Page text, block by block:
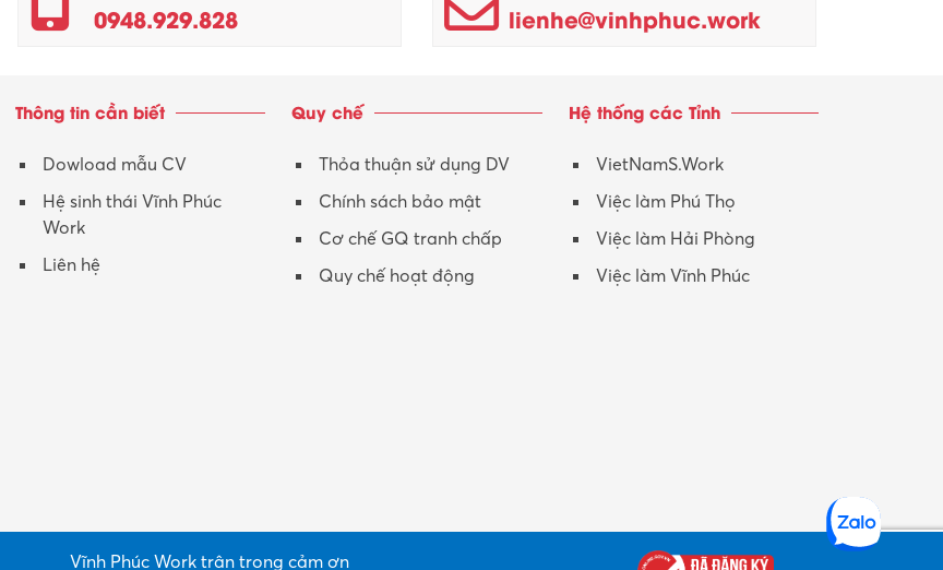
0948.929.828 lienhe@vinhphuc.work
Thông tin cần biết
Dowload mẫu CV
Hệ sinh thái Vĩnh Phúc
Work
Liên hệ
Quy chế
Thỏa thuận sử dụng DV
Chính sách bảo mật
Cơ chế GQ tranh chấp
Quy chế hoạt động
Hệ thống các Tỉnh
VietNamS.Work
Việc làm Phú Thọ
Việc làm Hải Phòng
Việc làm Vĩnh Phúc
Vĩnh Phúc Work trân trọng cảm ơn